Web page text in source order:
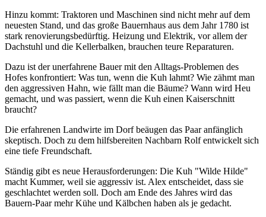
Hinzu kommt: Traktoren und Maschinen sind nicht mehr auf dem
neuesten Stand, und das große Bauernhaus aus dem Jahr 1780 ist
stark renovierungsbedürftig. Heizung und Elektrik, vor allem der
Dachstuhl und die Kellerbalken, brauchen teure Reparaturen.
Dazu ist der unerfahrene Bauer mit den Alltags-Problemen des
Hofes konfrontiert: Was tun, wenn die Kuh lahmt? Wie zähmt man
den aggressiven Hahn, wie fällt man die Bäume? Wann wird Heu
gemacht, und was passiert, wenn die Kuh einen Kaiserschnitt
braucht?
Die erfahrenen Landwirte im Dorf beäugen das Paar anfänglich
skeptisch. Doch zu dem hilfsbereiten Nachbarn Rolf entwickelt sich
eine tiefe Freundschaft.
Ständig gibt es neue Herausforderungen: Die Kuh "Wilde Hilde"
macht Kummer, weil sie aggressiv ist. Alex entscheidet, dass sie
geschlachtet werden soll. Doch am Ende des Jahres wird das
Bauern-Paar mehr Kühe und Kälbchen haben als je gedacht.